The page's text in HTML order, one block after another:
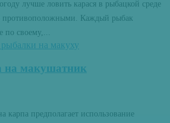
лучше ловить карася в рыбацкой среде
противоположными. Каждый рыбак
по своему,...
на макушатник
карпа предполагает использование